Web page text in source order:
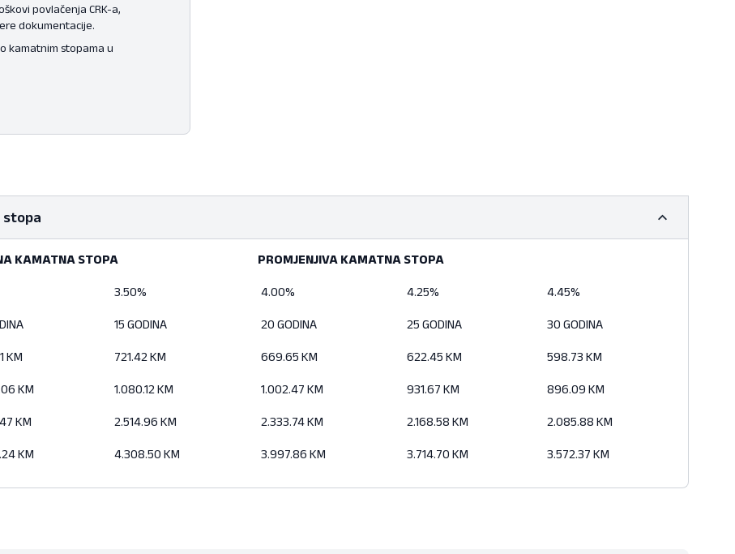
povlačenja CRK-a,
dokumentacije.
kamatnim stopama u
stopa
KAMATNA STOPA
PROMJENJIVA KAMATNA STOPA
KAMATNA STOPA PROMJENJIVA KAMATNA STOPA
3.50% 4.00% 4.25% 4.45%
15 GODINA 20 GODINA 25 GODINA 30 GODINA
KM 721.42 KM 669.65 KM 622.45 KM 598.73 KM
KM 1.080.12 KM 1.002.47 KM 931.67 KM 896.09 KM
KM 2.514.96 KM 2.333.74 KM 2.168.58 KM 2.085.88 KM
KM 4.308.50 KM 3.997.86 KM 3.714.70 KM 3.572.37 KM